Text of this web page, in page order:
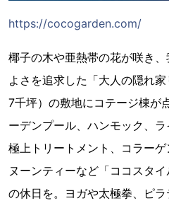
https://cocogarden.com/
椰子の木や亜熱帯の花が咲き
よさを追求した「大人の隠れ
7千坪）の敷地にコテージ棟が
ーデンプール、ハンモック、
極上トリートメント、コラー
ヌーンティーなど「ココスタ
の休日を。ヨガや太極拳、ピ